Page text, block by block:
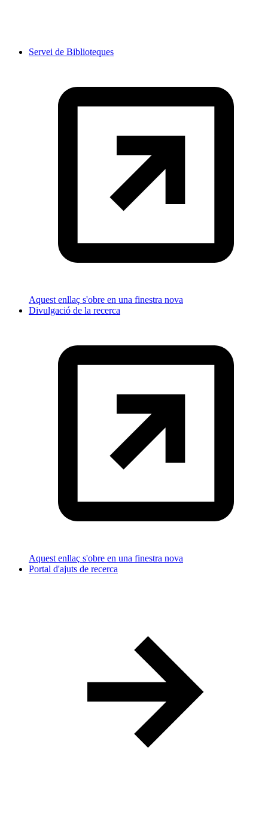
Servei de Biblioteques
Aquest enllaç s'obre en una finestra nova
Divulgació de la recerca
Aquest enllaç s'obre en una finestra nova
Portal d'ajuts de recerca